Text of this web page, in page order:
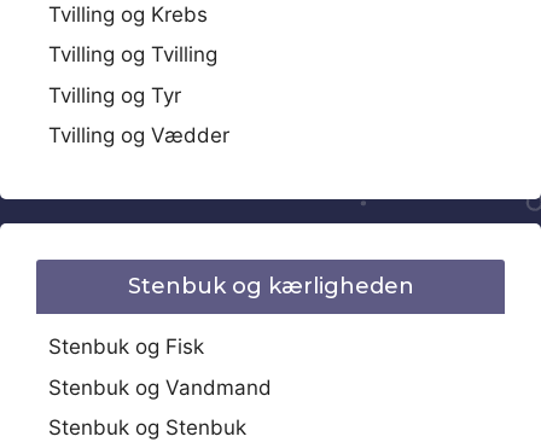
Tvilling og Krebs
Tvilling og Tvilling
Tvilling og Tyr
Tvilling og Vædder
Stenbuk og kærligheden
Stenbuk og Fisk
Stenbuk og Vandmand
Stenbuk og Stenbuk